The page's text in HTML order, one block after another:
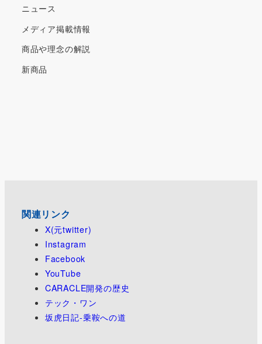
ニュース
メディア掲載情報
商品や理念の解説
新商品
関連リンク
X(元twitter)
Instagram
Facebook
YouTube
CARACLE開発の歴史
テック・ワン
坂虎日記-乗鞍への道